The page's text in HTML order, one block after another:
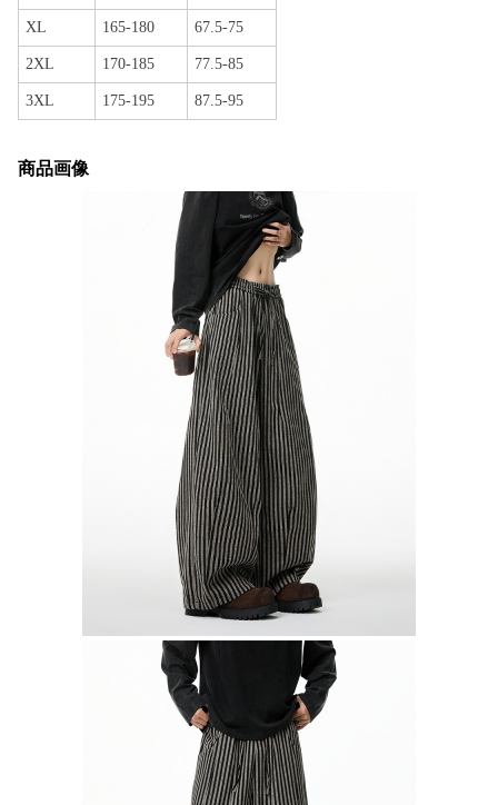
XL 165-180 67.5-75
2XL 170-185 77.5-85
3XL 175-195 87.5-95
商品画像